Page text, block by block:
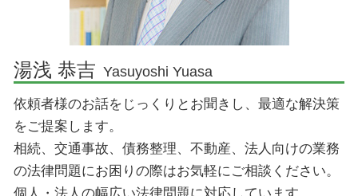
顧問弁護士契約
企業法務 資格
佐倉市 企業法務 弁護士
成田市 不動産 弁護士
佐倉市 不動産 弁護士
佐倉市 債務整理 弁護士
印西市 不動産 弁護士
湯浅 恭吉 Yasuyoshi Yuasa
依頼者様のお話をじっくりとお聞きし、最適な解決策
をご提案します。
相続、交通事故、債務整理、不動産、法人向けの業務
の法律問題にお困りの際はお気軽にご相談ください。